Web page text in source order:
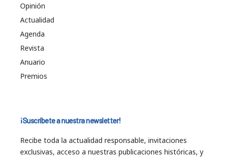
Opinión
Actualidad
Agenda
Revista
Anuario
Premios
¡Suscríbete a nuestra newsletter!
Recibe toda la actualidad responsable, invitaciones
exclusivas, acceso a nuestras publicaciones históricas, y